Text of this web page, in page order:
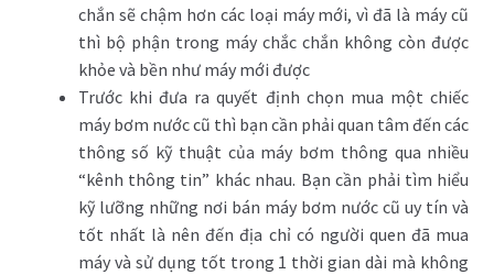
chắn sẽ chậm hơn các loại máy mới, vì đã là máy cũ
thì bộ phận trong máy chắc chắn không còn được
khỏe và bền như máy mới được
Trước khi đưa ra quyết định chọn mua một chiếc
máy bơm nước cũ thì bạn cần phải quan tâm đến các
thông số kỹ thuật của máy bơm thông qua nhiều
“kênh thông tin” khác nhau. Bạn cần phải tìm hiểu
kỹ lưỡng những nơi bán máy bơm nước cũ uy tín và
tốt nhất là nên đến địa chỉ có người quen đã mua
máy và sử dụng tốt trong 1 thời gian dài mà không